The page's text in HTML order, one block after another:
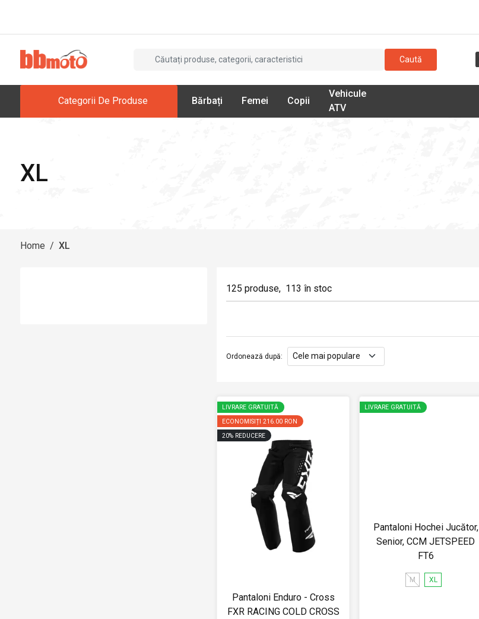
Caută
Categorii De Produse Bărbați Femei Copii
Vehicule
ATV
XL
Home / XL
125 produse, 113 în stoc
Ordonează după:
LIVRARE GRATUITĂ
ECONOMISIȚI 216.00 RON
20% REDUCERE
Pantaloni Enduro - Cross
FXR RACING COLD CROSS
LIVRARE GRATUITĂ
Pantaloni Hochei Jucător,
Senior, CCM JETSPEED
FT6
M XL